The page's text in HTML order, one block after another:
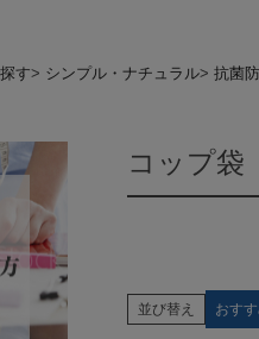
す シンプル・ナチュラル 抗菌
コップ袋
並び替え おす